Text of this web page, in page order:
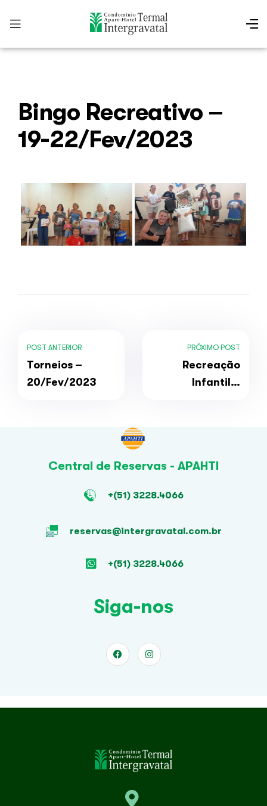
Bingo Recreativo –
19-22/Fev/2023
POST ANTERIOR
Torneios –
20/Fev/2023
PRÓXIMO POST
Recreação
Infantil –
Central de Reservas - APAHTI
+(51) 3228.4066
reservas@intergravatal.com.br
+(51) 3228.4066
Siga-nos